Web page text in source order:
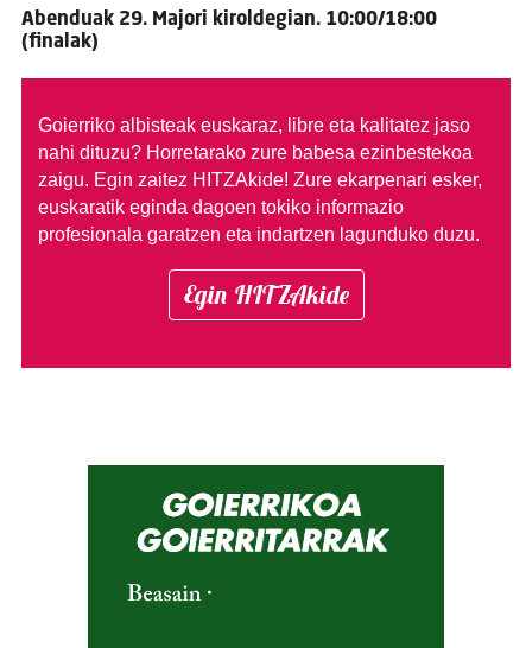
Abenduak 29. Majori kiroldegian. 10:00/18:00
(finalak)
Goierriko albisteak euskaraz, libre eta kalitatez jaso
nahi dituzu? Horretarako zure babesa ezinbestekoa
zaigu. Egin zaitez HITZAkide! Zure ekarpenari esker,
euskaratik eginda dagoen tokiko informazio
profesionala garatzen eta indartzen lagunduko duzu.
Egin HITZAkide